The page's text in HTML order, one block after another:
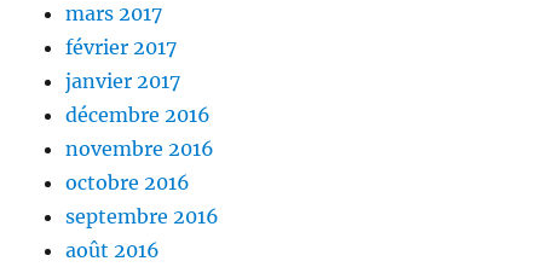
mars 2017
février 2017
janvier 2017
décembre 2016
novembre 2016
octobre 2016
septembre 2016
août 2016